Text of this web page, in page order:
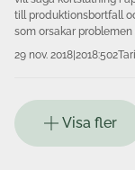
till produktionsbortfall
som orsakar
29 nov. 2018 2018:502
Visa fler